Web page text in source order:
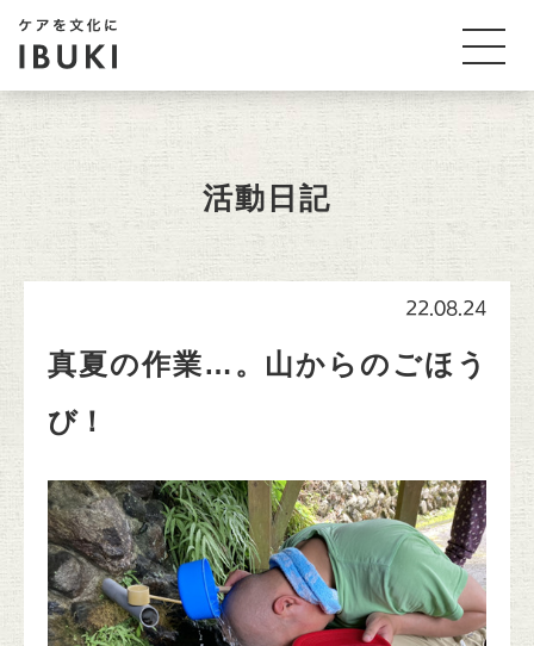
活動日記
22.08.24
真夏の作業…。山からのごほう
び！